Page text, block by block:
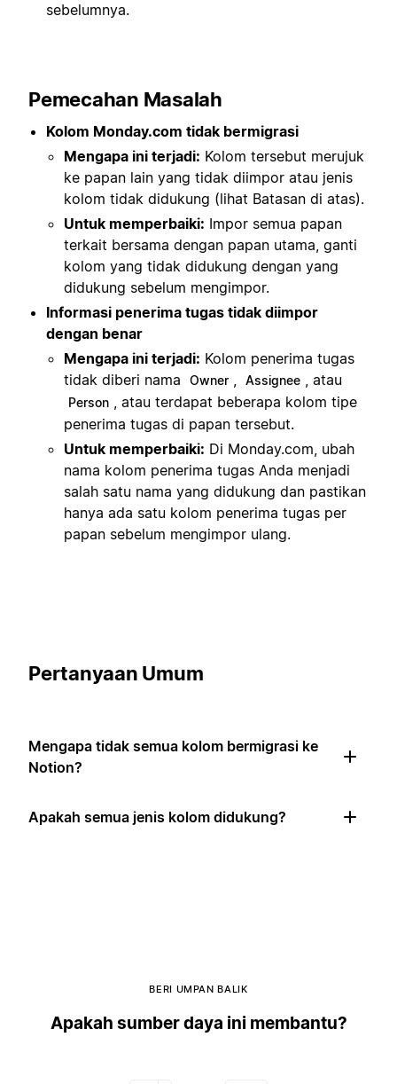
sebelumnya.
Pemecahan Masalah
Kolom Monday.com tidak bermigrasi
Mengapa ini terjadi: Kolom tersebut merujuk
ke papan lain yang tidak diimpor atau jenis
kolom tidak didukung (lihat Batasan di atas).
Untuk memperbaiki: Impor semua papan
terkait bersama dengan papan utama, ganti
kolom yang tidak didukung dengan yang
didukung sebelum mengimpor.
Informasi penerima tugas tidak diimpor
dengan benar
Mengapa ini terjadi: Kolom penerima tugas
tidak diberi nama
Owner , Assignee , atau
Person , atau terdapat beberapa kolom tipe
penerima tugas di papan tersebut.
Untuk memperbaiki: Di Monday.com, ubah
nama kolom penerima tugas Anda menjadi
salah satu nama yang didukung dan pastikan
hanya ada satu kolom penerima tugas per
papan sebelum mengimpor ulang.
Pertanyaan Umum
Mengapa tidak semua kolom bermigrasi ke
Notion?
Apakah semua jenis kolom didukung?
BERI UMPAN BALIK
Apakah sumber daya ini membantu?